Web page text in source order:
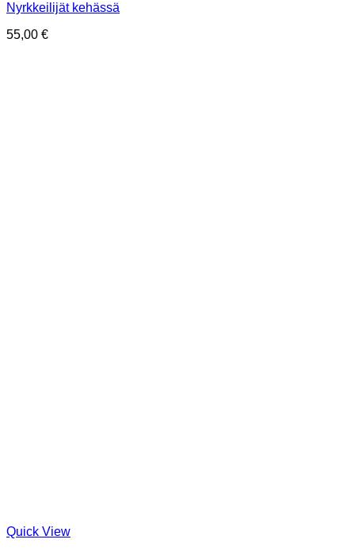
Nyrkkeilijät kehässä
55,00 €
Quick View